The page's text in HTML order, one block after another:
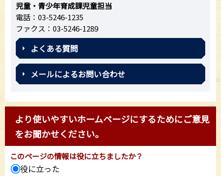
児童・青少年育成課児童担当
電話：03-5246-1235
ファクス：03-5246-1289
よくある質問
メールによるお問い合わせ
より使いやすいホームページにするためにご意見
をお聞かせください。
このページの情報は役に立ちましたか？
役に立った